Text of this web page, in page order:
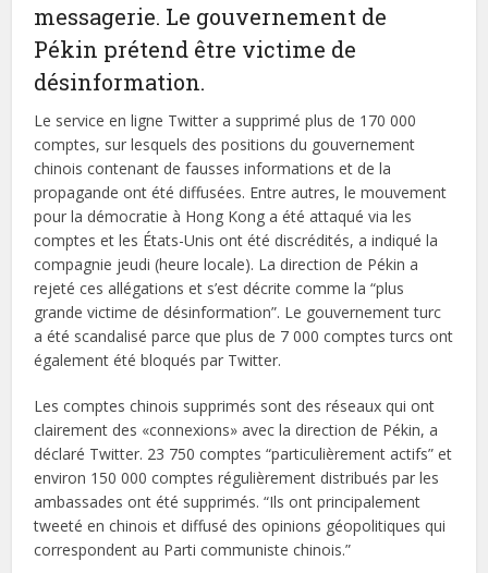
messagerie. Le gouvernement de
Pékin prétend être victime de
désinformation.
Le service en ligne Twitter a supprimé plus de 170 000
comptes, sur lesquels des positions du gouvernement
chinois contenant de fausses informations et de la
propagande ont été diffusées. Entre autres, le mouvement
pour la démocratie à Hong Kong a été attaqué via les
comptes et les États-Unis ont été discrédités, a indiqué la
compagnie jeudi (heure locale). La direction de Pékin a
rejeté ces allégations et s’est décrite comme la “plus
grande victime de désinformation”. Le gouvernement turc
a été scandalisé parce que plus de 7 000 comptes turcs ont
également été bloqués par Twitter.
Les comptes chinois supprimés sont des réseaux qui ont
clairement des «connexions» avec la direction de Pékin, a
déclaré Twitter. 23 750 comptes “particulièrement actifs” et
environ 150 000 comptes régulièrement distribués par les
ambassades ont été supprimés. “Ils ont principalement
tweeté en chinois et diffusé des opinions géopolitiques qui
correspondent au Parti communiste chinois.”